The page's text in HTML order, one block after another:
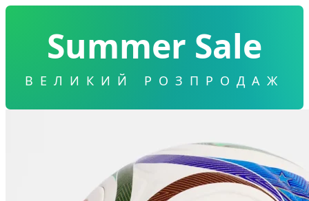
Summer Sale
ВЕЛИКИЙ РОЗПРОДАЖ